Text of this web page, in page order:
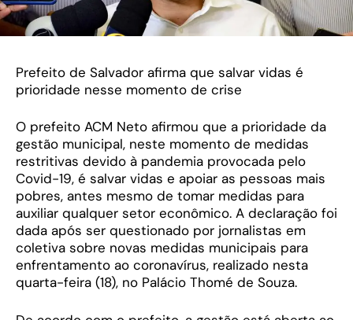
Prefeito de Salvador afirma que salvar vidas é
prioridade nesse momento de crise
O prefeito ACM Neto afirmou que a prioridade da
gestão municipal, neste momento de medidas
restritivas devido à pandemia provocada pelo
Covid-19, é salvar vidas e apoiar as pessoas mais
pobres, antes mesmo de tomar medidas para
auxiliar qualquer setor econômico. A declaração foi
dada após ser questionado por jornalistas em
coletiva sobre novas medidas municipais para
enfrentamento ao coronavírus, realizado nesta
quarta-feira (18), no Palácio Thomé de Souza.